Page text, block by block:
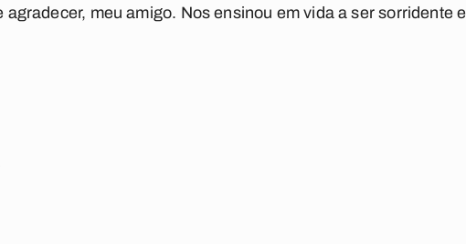
meu amigo. Nos ensinou em vida a ser sorridente e